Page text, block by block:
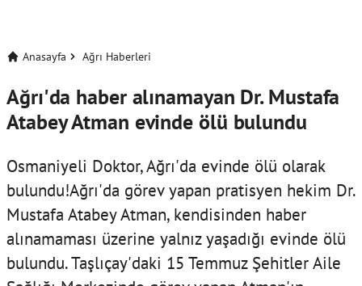
Anasayfa Ağrı Haberleri
Ağrı'da haber alınamayan Dr. Mustafa
Atabey Atman evinde ölü bulundu
Osmaniyeli Doktor, Ağrı'da evinde ölü olarak
bulundu!Ağrı'da görev yapan pratisyen hekim Dr.
Mustafa Atabey Atman, kendisinden haber
alınamaması üzerine yalnız yaşadığı evinde ölü
bulundu. Taşlıçay'daki 15 Temmuz Şehitler Aile